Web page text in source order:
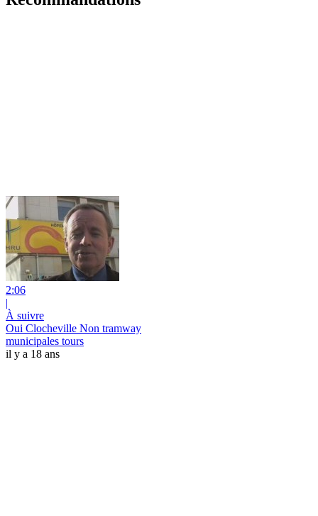
2:06
|
À suivre
Oui Clocheville Non tramway
municipales tours
il y a 18 ans